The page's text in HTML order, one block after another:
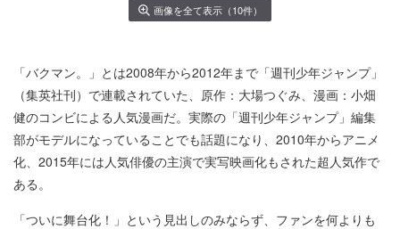
画像を全て表示（10件）
「バクマン。」とは2008年から2012年まで「週刊少年ジャンプ」
（集英社刊）で連載されていた、原作：大場つぐみ、漫画：小畑
健のコンビによる人気漫画だ。実際の「週刊少年ジャンプ」編集
部がモデルになっていることでも話題になり、2010年からアニメ
化、2015年には人気俳優の主演で実写映画化もされた超人気作で
ある。
「ついに舞台化！」という見出しのみならず、ファンを何よりも